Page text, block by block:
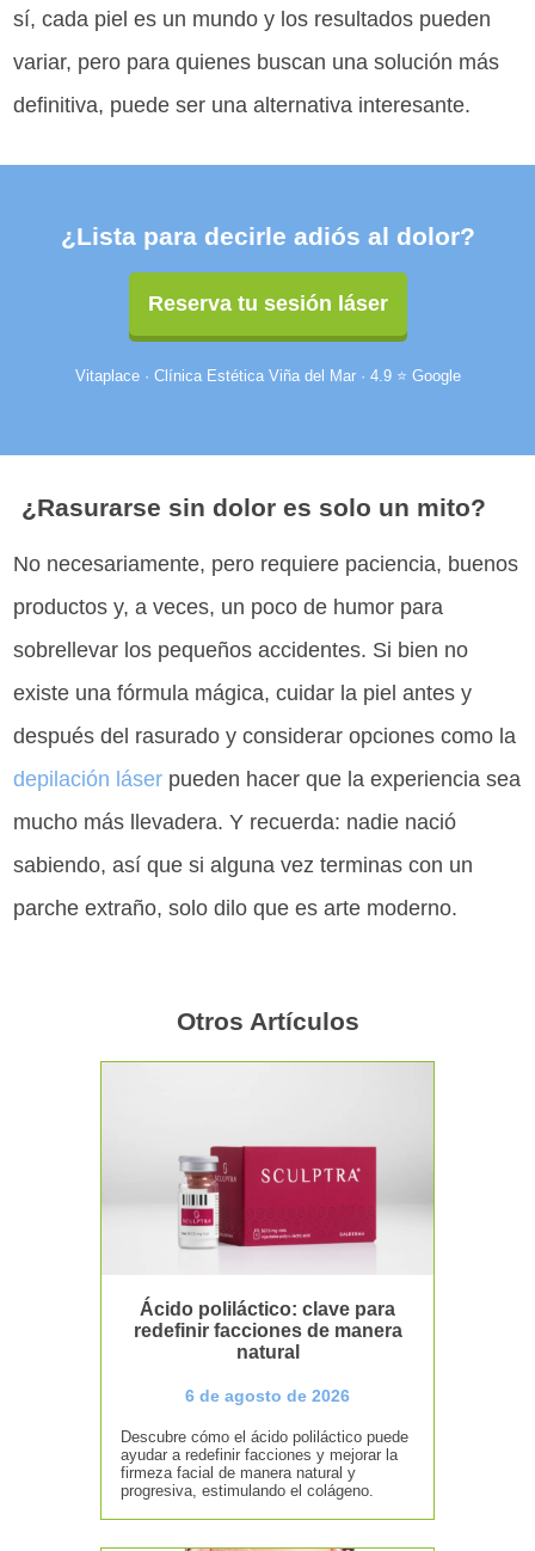
sí, cada piel es un mundo y los resultados pueden
variar, pero para quienes buscan una solución más
definitiva, puede ser una alternativa interesante.
¿Lista para decirle adiós al dolor?
Reserva tu sesión láser
Vitaplace · Clínica Estética Viña del Mar · 4.9 ⭐ Google
¿Rasurarse sin dolor es solo un mito?
No necesariamente, pero requiere paciencia, buenos
productos y, a veces, un poco de humor para
sobrellevar los pequeños accidentes. Si bien no
existe una fórmula mágica, cuidar la piel antes y
después del rasurado y considerar opciones como la
depilación láser pueden hacer que la experiencia sea
mucho más llevadera. Y recuerda: nadie nació
sabiendo, así que si alguna vez terminas con un
parche extraño, solo dilo que es arte moderno.
Otros Artículos
Ácido poliláctico: clave para
redefinir facciones de manera
natural
6 de agosto de 2026
Descubre cómo el ácido poliláctico puede
ayudar a redefinir facciones y mejorar la
firmeza facial de manera natural y
progresiva, estimulando el colágeno.